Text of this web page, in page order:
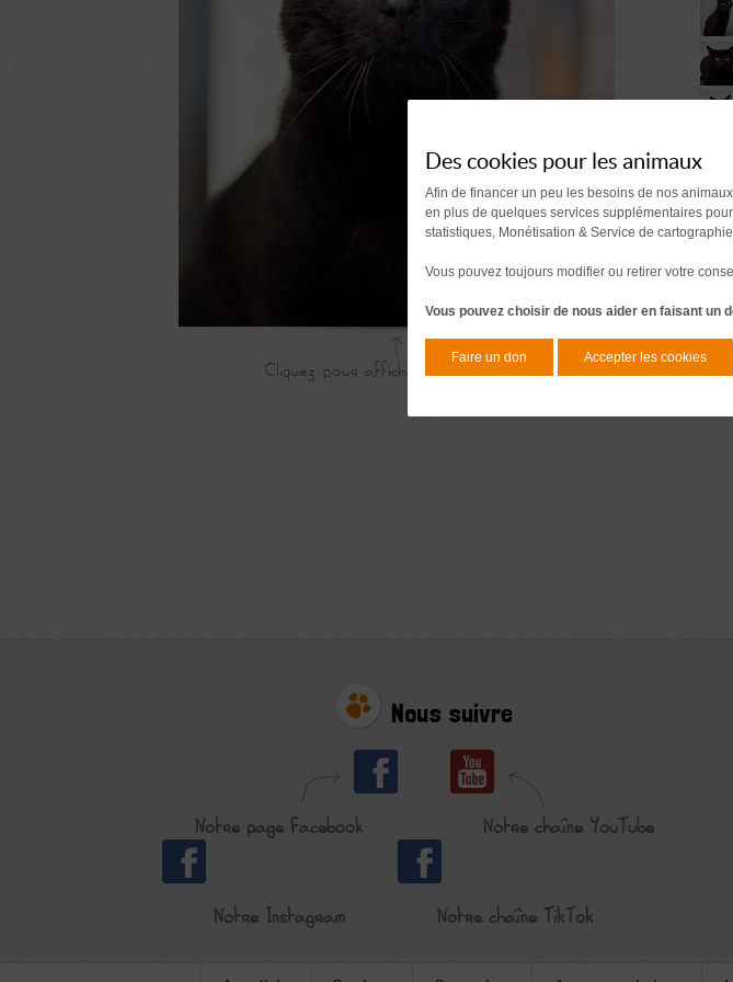
Nous suivre
Notre page Facebook Notre chaîne YouTube
Notre Instagram Notre chaîne TikTok
Des cookies pour les animaux
Afin de financer un peu les besoins de nos
en plus de quelques services supplémentaires
statistiques, Monétisation & Service de
Vous pouvez toujours modifier ou retirer votre
Vous pouvez choisir de nous aider en faisant un
Faire un don Accepter les cookies